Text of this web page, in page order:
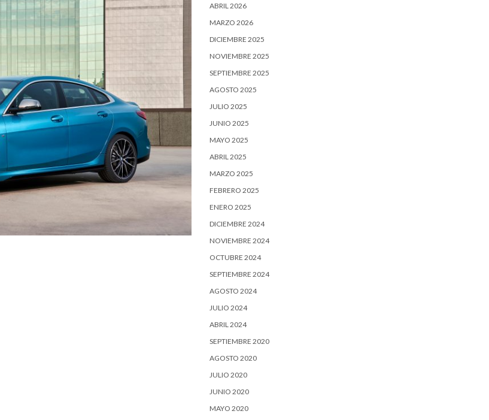
ABRIL 2026
MARZO 2026
DICIEMBRE 2025
NOVIEMBRE 2025
SEPTIEMBRE 2025
AGOSTO 2025
JULIO 2025
JUNIO 2025
MAYO 2025
ABRIL 2025
MARZO 2025
FEBRERO 2025
ENERO 2025
DICIEMBRE 2024
NOVIEMBRE 2024
OCTUBRE 2024
SEPTIEMBRE 2024
AGOSTO 2024
JULIO 2024
ABRIL 2024
SEPTIEMBRE 2020
AGOSTO 2020
JULIO 2020
JUNIO 2020
MAYO 2020